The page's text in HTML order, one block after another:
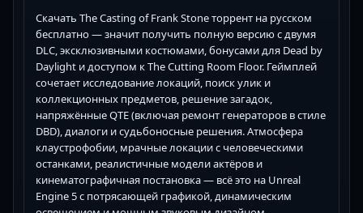
Скачать The Casting of Frank Stone торрент на русском
бесплатно — значит получить полную версию с двумя
DLC, эксклюзивными костюмами, бонусами для Dead by
Daylight и доступом к The Cutting Room Floor. Геймплей
сочетает исследование локаций, поиск улик и
коллекционных предметов, решение загадок,
напряжённые QTE (включая ремонт генераторов в стиле
DBD), диалоги и судьбоносные решения. Атмосфера
клаустрофобии, мрачные локации с человеческими
останками, реалистичные модели актёров и
кинематографичная постановка — всё это на Unreal
Engine 5 с потрясающей графикой, динамическим